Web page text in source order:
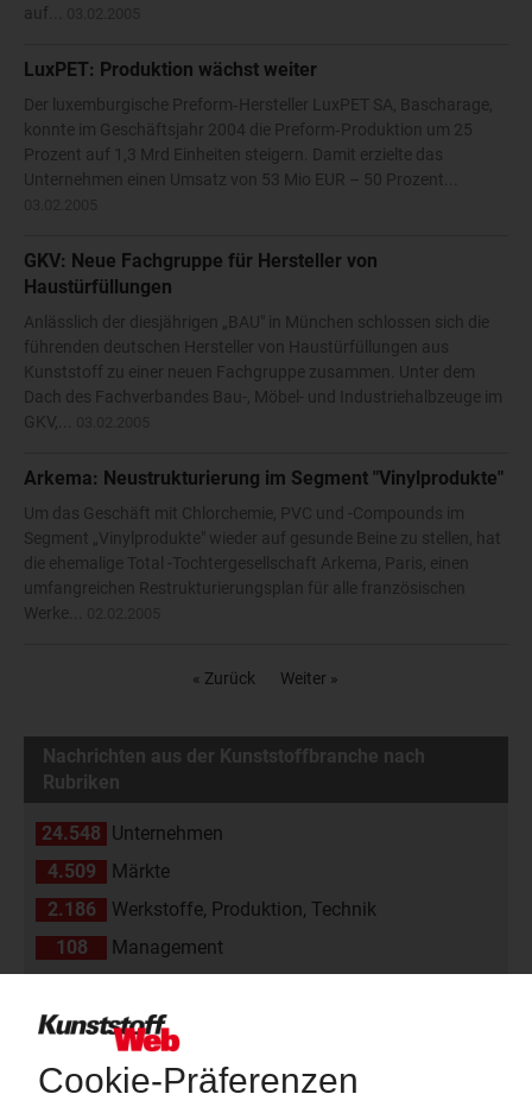
auf...
LuxPET: Produktion wächst weiter
Der luxemburgische Preform‑Hersteller LuxPET SA, Bascharage,
konnte im Geschäftsjahr 2004 die Preform‑Produktion um 25
Prozent auf 1,3 Mrd Einheiten steigern. Damit erzielte das
Unternehmen einen Umsatz von 53 Mio EUR – 50 Prozent...
GKV: Neue Fachgruppe für Hersteller von
Haustürfüllungen
Anlässlich der diesjährigen „BAU" in München schlossen sich die
führenden deutschen Hersteller von Haustürfüllungen aus
Kunststoff zu einer neuen Fachgruppe zusammen. Unter dem
Dach des Fachverbandes Bau-, Möbel- und Industriehalbzeuge im
GKV,...
Arkema: Neustrukturierung im Segment "Vinylprodukte"
Um das Geschäft mit Chlorchemie, PVC und -Compounds im
Segment „Vinylprodukte" wieder auf gesunde Beine zu stellen, hat
die ehemalige Total -Tochtergesellschaft Arkema, Paris, einen
umfangreichen Restrukturierungsplan für alle französischen
Werke...
« Zurück Weiter »
Nachrichten aus der Kunststoffbranche nach
Rubriken
24.548 Unternehmen
4.509
Märkte
2.186
Werkstoffe, Produktion, Technik
108
Management
1.839
Branche
Veranstaltungen